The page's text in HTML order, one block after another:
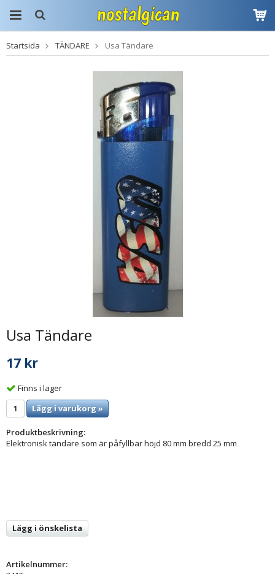
Produkten har blivit
tillagd i varukorgen
Startsida TÄNDARE Usa Tändare
Usa Tändare
17 kr
Finns i lager
Lägg i varukorg »
Produktbeskrivning:
Elektronisk tändare som är påfyllbar höjd 80 mm bredd 25 mm
Lägg i önskelista
Artikelnummer: